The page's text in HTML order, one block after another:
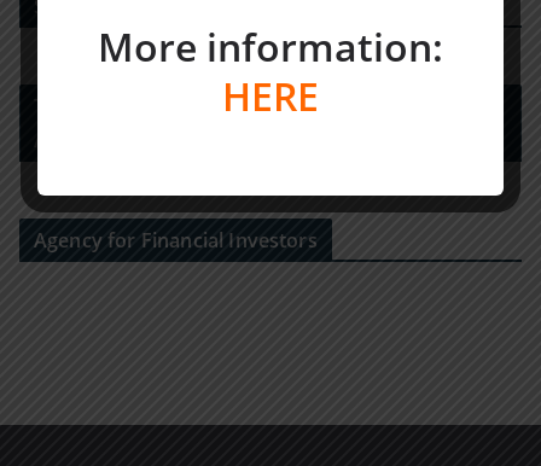
Strategy Consulting
Tax Advisory Services and Financial / Deal
Advisory
Agency for Financial Investors
More information:
HERE